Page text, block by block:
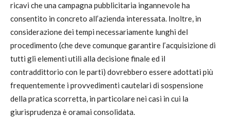
ricavi che una campagna pubblicitaria ingannevole ha
consentito in concreto all’azienda interessata. Inoltre, in
considerazione dei tempi necessariamente lunghi del
procedimento (che deve comunque garantire l’acquisizione di
tutti gli elementi utili alla decisione finale ed il
contraddittorio con le parti) dovrebbero essere adottati più
frequentemente i provvedimenti cautelari di sospensione
della pratica scorretta, in particolare nei casi in cui la
giurisprudenza è oramai consolidata.